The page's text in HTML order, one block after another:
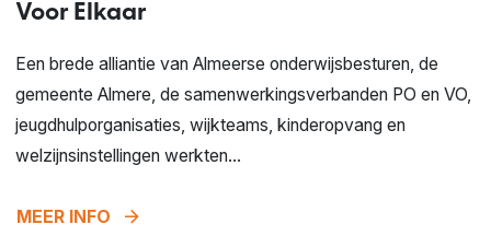
Voor Elkaar
Een brede alliantie van Almeerse onderwijsbesturen, de
gemeente Almere, de samenwerkingsverbanden PO en VO,
jeugdhulporganisaties, wijkteams, kinderopvang en
welzijnsinstellingen werkten...
MEER INFO arrow_forward